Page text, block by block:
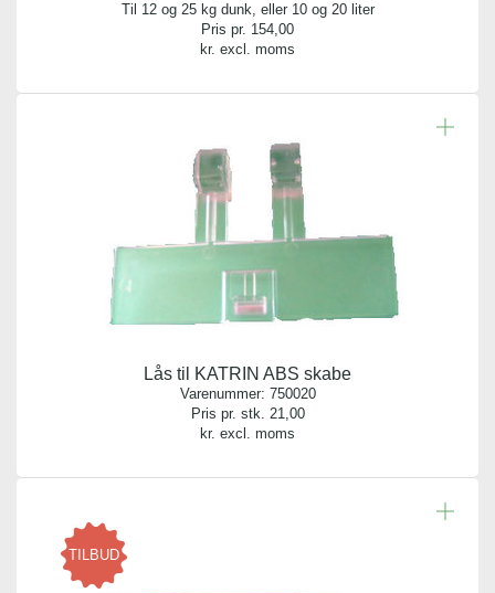
Til 12 og 25 kg dunk, eller 10 og 20 liter
Pris pr. 154,00
kr. excl. moms
Lås til KATRIN ABS skabe
Varenummer: 750020
Pris pr. stk. 21,00
kr. excl. moms
TILBUD